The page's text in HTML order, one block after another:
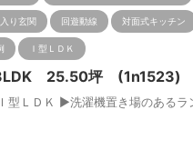
り玄関 回遊動線 対面式キッチン
Ｉ型ＬＤＫ
3LDK 25.50坪 (1n1523)
ＬＤＫ ▶洗濯機置き場のあるラ